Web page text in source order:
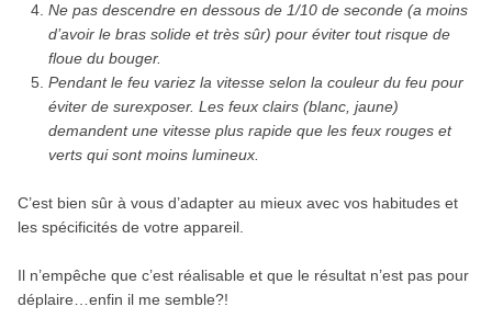
Ne pas descendre en dessous de 1/10 de seconde (a moins
d’avoir le bras solide et très sûr) pour éviter tout risque de
floue du bouger.
Pendant le feu variez la vitesse selon la couleur du feu pour
éviter de surexposer. Les feux clairs (blanc, jaune)
demandent une vitesse plus rapide que les feux rouges et
verts qui sont moins lumineux.
C’est bien sûr à vous d’adapter au mieux avec vos habitudes et
les spécificités de votre appareil.
Il n’empêche que c’est réalisable et que le résultat n’est pas pour
déplaire…enfin il me semble?!